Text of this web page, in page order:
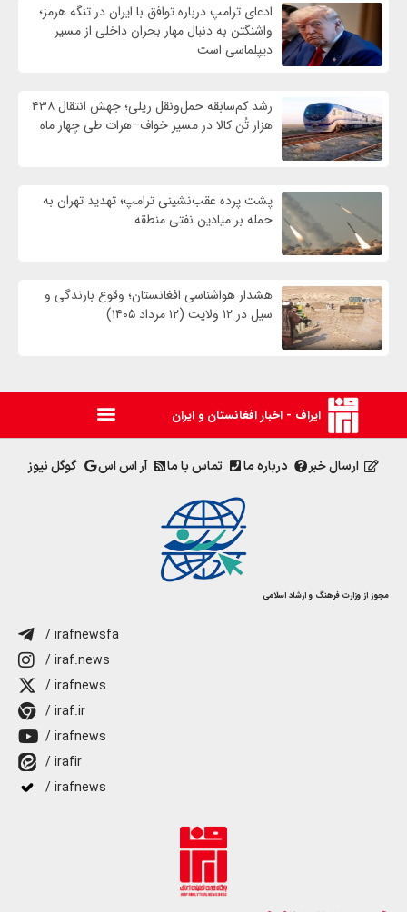
ادعای ترامپ درباره توافق با ایران در تنگه هرمز؛
واشنگتن به دنبال مهار بحران داخلی از مسیر
دیپلماسی است
رشد کم‌سابقه حمل‌ونقل ریلی؛ جهش انتقال ۴۳۸
هزار تُن کالا در مسیر خواف–هرات طی چهار ماه
پشت پرده عقب‌نشینی ترامپ؛ تهدید تهران به
حمله بر ميادين نفتی منطقه
هشدار هواشناسی افغانستان؛ وقوع بارندگی و
سیل در ۱۲ ولایت (۱۲ مرداد ۱۴۰۵)
ایراف - اخبار افغانستان و ایران
ارسال خبر درباره ما تماس با ما آر اس اس گوگل نیوز
مجوز از وزارت فرهنگ و ارشاد اسلامی
/ irafnewsfa
/ iraf.news
/ irafnews
/ iraf.ir
/ irafnews
/ irafir
/ irafnews